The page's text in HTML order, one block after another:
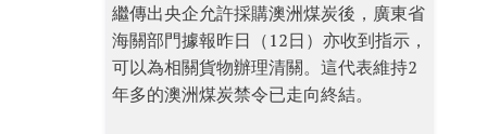
繼傳出央企允許採購澳洲煤炭後，廣東省
海關部門據報昨日（12日）亦收到指示，
可以為相關貨物辦理清關。這代表維持2
年多的澳洲煤炭禁令已走向終結。